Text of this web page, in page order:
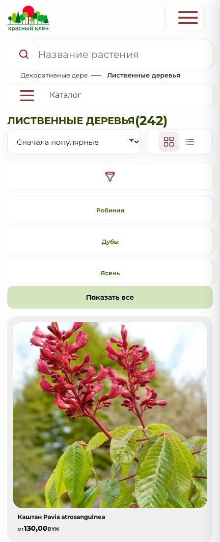
Декоративные деревья и кустарники
Лиственные деревья
Каталог
ЛИСТВЕННЫЕ ДЕРЕВЬЯ(242)
Робинии
Дубы
Ясень
Показать все
Каштан Pavia atrosanguinea
от130,00BYN